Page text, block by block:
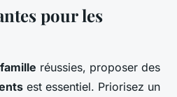
pour les
réussies, proposer des
est essentiel. Priorisez un